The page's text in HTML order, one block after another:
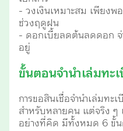
- วงเงินเหมาะสม เพียงพ
ช่วงฤดูฝน
- ดอกเบี้ยลดต้นลดดอก จ่
อยู่
ขั้นตอนจำนำเล่มทะ
การขอสินเชื่อจำนำเล่มทะ
สำหรับหลายคน แต่จริง ๆ
อย่างที่คิด มีทั้งหมด 6 ขั้